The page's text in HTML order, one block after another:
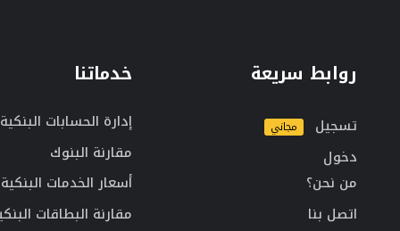
روابط سريعة
تسجيل مجاني
دخول
من نحن؟
اتصل بنا
خدماتنا
إدارة الحسابات البنكية
مقارنة البنوك
أسعار الخدمات البنكية
مقارنة البطاقات